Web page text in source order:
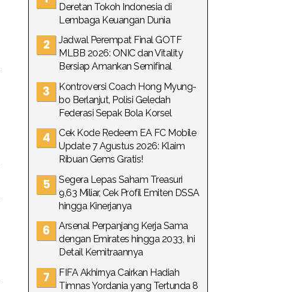
Deretan Tokoh Indonesia di
Lembaga Keuangan Dunia
Jadwal Perempat Final GOTF
MLBB 2026: ONIC dan Vitality
Bersiap Amankan Semifinal
Kontroversi Coach Hong Myung-
bo Berlanjut, Polisi Geledah
Federasi Sepak Bola Korsel
Cek Kode Redeem EA FC Mobile
Update 7 Agustus 2026: Klaim
Ribuan Gems Gratis!
Segera Lepas Saham Treasuri
9,63 Miliar, Cek Profil Emiten DSSA
hingga Kinerjanya
Arsenal Perpanjang Kerja Sama
dengan Emirates hingga 2033, Ini
Detail Kemitraannya
FIFA Akhirnya Cairkan Hadiah
Timnas Yordania yang Tertunda 8